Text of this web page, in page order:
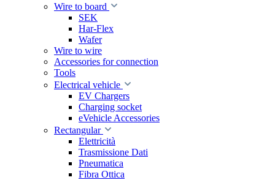
Wire to board
SEK
Har-Flex
Wafer
Wire to wire
Accessories for connection
Tools
Electrical vehicle
EV Chargers
Charging socket
eVehicle Accessories
Rectangular
Elettricità
Trasmissione Dati
Pneumatica
Fibra Ottica